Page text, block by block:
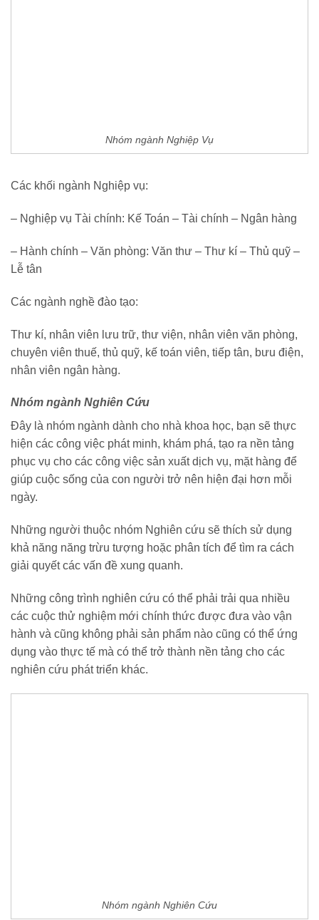
Nhóm ngành Nghiệp Vụ
Các khối ngành Nghiệp vụ:
– Nghiệp vụ Tài chính: Kế Toán – Tài chính – Ngân hàng
– Hành chính – Văn phòng: Văn thư – Thư kí – Thủ quỹ –
Lễ tân
Các ngành nghề đào tạo:
Thư kí, nhân viên lưu trữ, thư viện, nhân viên văn phòng,
chuyên viên thuế, thủ quỹ, kế toán viên, tiếp tân, bưu điện,
nhân viên ngân hàng.
Nhóm ngành Nghiên Cứu
Đây là nhóm ngành dành cho nhà khoa học, bạn sẽ thực
hiện các công việc phát minh, khám phá, tạo ra nền tảng
phục vụ cho các công việc sản xuất dịch vụ, mặt hàng để
giúp cuộc sống của con người trở nên hiện đại hơn mỗi
ngày.
Những người thuộc nhóm Nghiên cứu sẽ thích sử dụng
khả năng năng trừu tượng hoặc phân tích để tìm ra cách
giải quyết các vấn đề xung quanh.
Những công trình nghiên cứu có thể phải trải qua nhiều
các cuộc thử nghiệm mới chính thức được đưa vào vận
hành và cũng không phải sản phẩm nào cũng có thể ứng
dụng vào thực tế mà có thể trở thành nền tảng cho các
nghiên cứu phát triển khác.
Nhóm ngành Nghiên Cứu